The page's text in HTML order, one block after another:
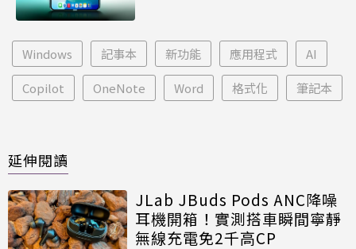
Windows 記事本 新功能 應用程式 AI
Copilot OneNote Word 格式化 筆記本
延伸閱讀
JLab JBuds Pods ANC降噪
耳機開箱！實測搭車瞬間寧靜
無線充電免2千高CP